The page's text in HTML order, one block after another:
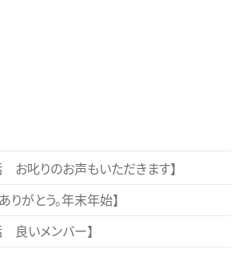
お叱りのお声もいただきます】
りがとう。年末年始】
良いメンバー】